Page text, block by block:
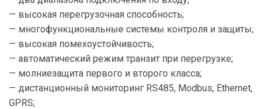
— высокая перегрузочная способность;
— многофункциональные системы контроля и защиты;
— высокая помехоустойчивость;
— автоматический режим транзит при перегрузке;
— молниезащита первого и второго класса;
— дистанционный мониторинг RS485, Modbus, Ethernet,
GPRS;